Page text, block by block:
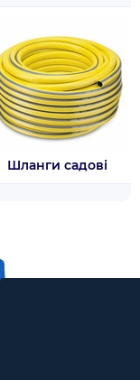
Шланги садові